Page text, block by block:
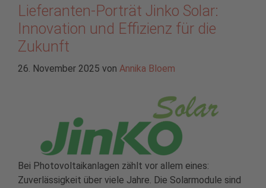
Lieferanten-Porträt Jinko Solar:
Innovation und Effizienz für die
Zukunft
26. November 2025 von Annika Bloem
Bei Photovoltaikanlagen zählt vor allem eines:
Zuverlässigkeit über viele Jahre. Die Solarmodule sind